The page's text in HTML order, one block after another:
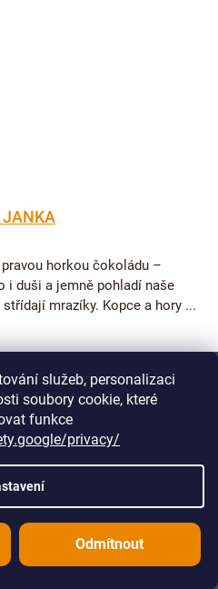
služeb, personalizaci
soubory cookie, které
funkce
privacy/
Odmítnout
horkou čokoládu –
i duši a jemně pohladí naše
mrazíky. Kopce a hory ...